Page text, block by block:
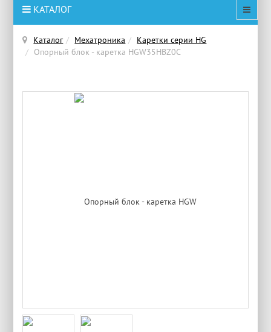
КАТАЛОГ
Каталог Мехатроника
Каретки серии HG
Опорный блок - каретка HGW35HBZ0C